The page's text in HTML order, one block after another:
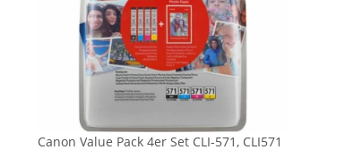
Canon Value Pack 4er Set CLI-571, CLI571